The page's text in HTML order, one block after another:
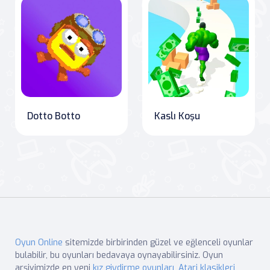
Dotto Botto Kaslı Koşu
Oyun Online sitemizde birbirinden güzel ve eğlenceli oyunlar
bulabilir, bu oyunları bedavaya oynayabilirsiniz. Oyun